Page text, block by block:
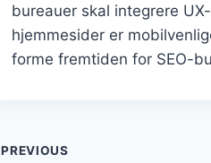
bureauer skal integrere
hjemmesider er
forme fremtiden for SEO-
PREVIOUS